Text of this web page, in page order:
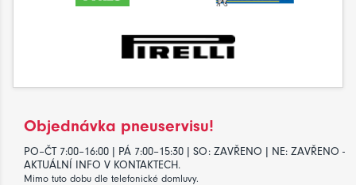
Objednávka pneuservisu!
PO–ČT 7:00–16:00 | PÁ 7:00–15:30 | SO: ZAVŘENO | NE: ZAVŘENO -
AKTUÁLNÍ INFO V KONTAKTECH.
Mimo tuto dobu dle telefonické domluvy.